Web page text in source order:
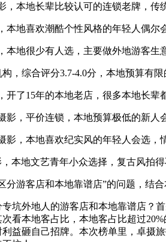
，本地长辈比较认可的连锁老牌，传
本地喜欢潮酷个性风格的年轻人偶尔
本地很少有人选，主要做外地游客生
，综合评分3.7-4.0分，本地预算有
开了15年的本地老店，很多本地长辈
影，平价连锁，本地预算极低的新人
影，本地喜欢纪实风的年轻人会选，
本地文艺青年小众选择，复古风拍得
分游客店和本地靠谱店”的问题，结
坑外地人的游客店和本地靠谱店？
看本地客占比，本地客占比超过
益砸自己招牌。本次榜单里，卓摄